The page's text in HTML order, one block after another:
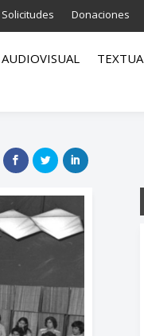
Solicitudes Donaciones
AUDIOVISUAL